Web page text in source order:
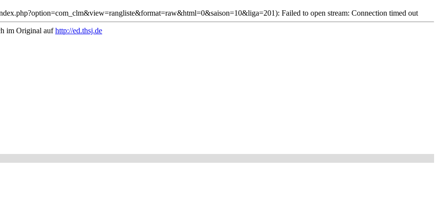
Failed to open stream: Connection timed out
im Original aufhttp://ed.thsj.de